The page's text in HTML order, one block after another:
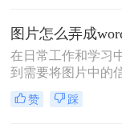
享。那么如何把照
呢？下面，我将详
转为Word文档的方
操作步骤。
在日常工作和学习
到需要将图片中的
的Word文档的情况
档、截图还是照片
赞 踩